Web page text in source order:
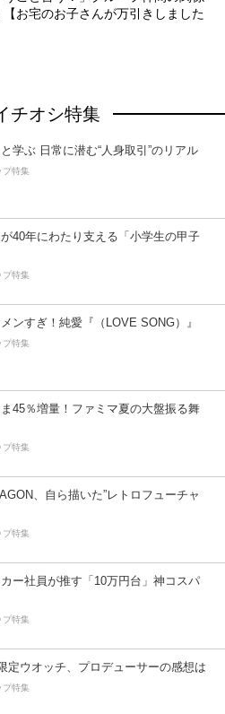
お宅のお子さんが万引きしました
チオシ特集
学ぶ 日常に潜む“人身取引”のリアル
プ特集
40年にわたり支える「小学生の甲子
プ特集
ンすぎ！純愛『（LOVE SONG）』
プ特集
45％増量！ファミマ夏の大盤振る舞
プ特集
、自ら描いた”レトロフューチャ
プ特集
カー社員が推す「10万円台」神コスパ
プ特集
定ウオッチ、プロデューサーの感想は
プ特集